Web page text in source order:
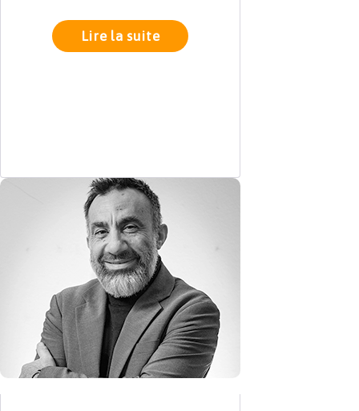
Lire la suite